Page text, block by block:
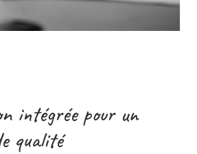
intégrée pour un
qualité